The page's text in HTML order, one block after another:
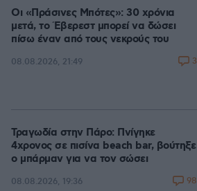
Οι «Πράσινες Μπότες»: 30 χρόνια
μετά, το Έβερεστ μπορεί να δώσει
πίσω έναν από τους νεκρούς του
08.08.2026, 21:49 3
Τραγωδία στην Πάρο: Πνίγηκε
4χρονος σε πισίνα beach bar, βούτηξε
ο μπάρμαν για να τον σώσει
08.08.2026, 19:36 98